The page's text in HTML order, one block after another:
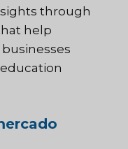
through
help